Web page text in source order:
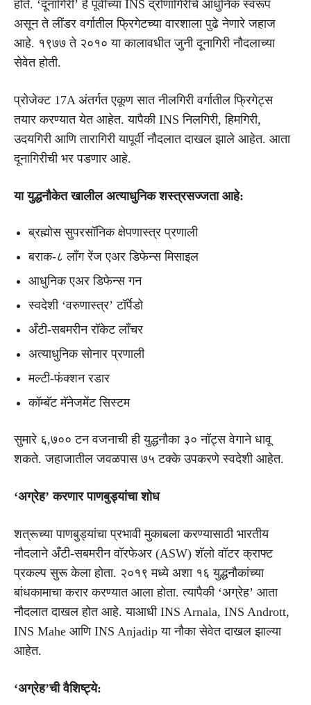
होते. ‘दूनागिरी’ हे पूर्वीच्या INS द्रोणागिरीचे आधुनिक स्वरूप
असून ते लींडर वर्गातील फ्रिगेटच्या वारशाला पुढे नेणारे जहाज
आहे. १९७७ ते २०१० या कालावधीत जुनी दूनागिरी नौदलाच्या
सेवेत होती.
प्रोजेक्ट 17A अंतर्गत एकूण सात नीलगिरी वर्गातील फ्रिगेट्स
तयार करण्यात येत आहेत. यापैकी INS निलगिरी, हिमगिरी,
उदयगिरी आणि तारागिरी यापूर्वी नौदलात दाखल झाले आहेत. आता
दूनागिरीची भर पडणार आहे.
या युद्धनौकेत खालील अत्याधुनिक शस्त्रसज्जता आहे:
ब्रह्मोस सुपरसॉनिक क्षेपणास्त्र प्रणाली
बराक-८ लाँग रेंज एअर डिफेन्स मिसाइल
आधुनिक एअर डिफेन्स गन
स्वदेशी ‘वरुणास्त्र’ टॉर्पेडो
अँटी-सबमरीन रॉकेट लाँचर
अत्याधुनिक सोनार प्रणाली
मल्टी-फंक्शन रडार
कॉम्बॅट मॅनेजमेंट सिस्टम
सुमारे ६,७०० टन वजनाची ही युद्धनौका ३० नॉट्स वेगाने धावू
शकते. जहाजातील जवळपास ७५ टक्के उपकरणे स्वदेशी आहेत.
‘अग्रेह’ करणार पाणबुड्यांचा शोध
शत्रूच्या पाणबुड्यांचा प्रभावी मुकाबला करण्यासाठी भारतीय
नौदलाने अँटी-सबमरीन वॉरफेअर (ASW) शॅलो वॉटर क्राफ्ट
प्रकल्प सुरू केला होता. २०१९ मध्ये अशा १६ युद्धनौकांच्या
बांधकामाचा करार करण्यात आला होता. त्यापैकी ‘अग्रेह’ आता
नौदलात दाखल होत आहे. याआधी INS Arnala, INS Andrott,
INS Mahe आणि INS Anjadip या नौका सेवेत दाखल झाल्या
आहेत.
‘अग्रेह’ची वैशिष्ट्ये: